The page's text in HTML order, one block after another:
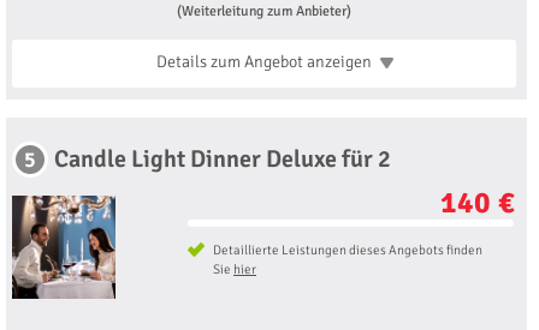
(Weiterleitung zum Anbieter)
Details zum Angebotanzeigen
5 Candle Light Dinner Deluxe für 2
140 €
Detaillierte Leistungen dieses Angebots finden
Sie hier